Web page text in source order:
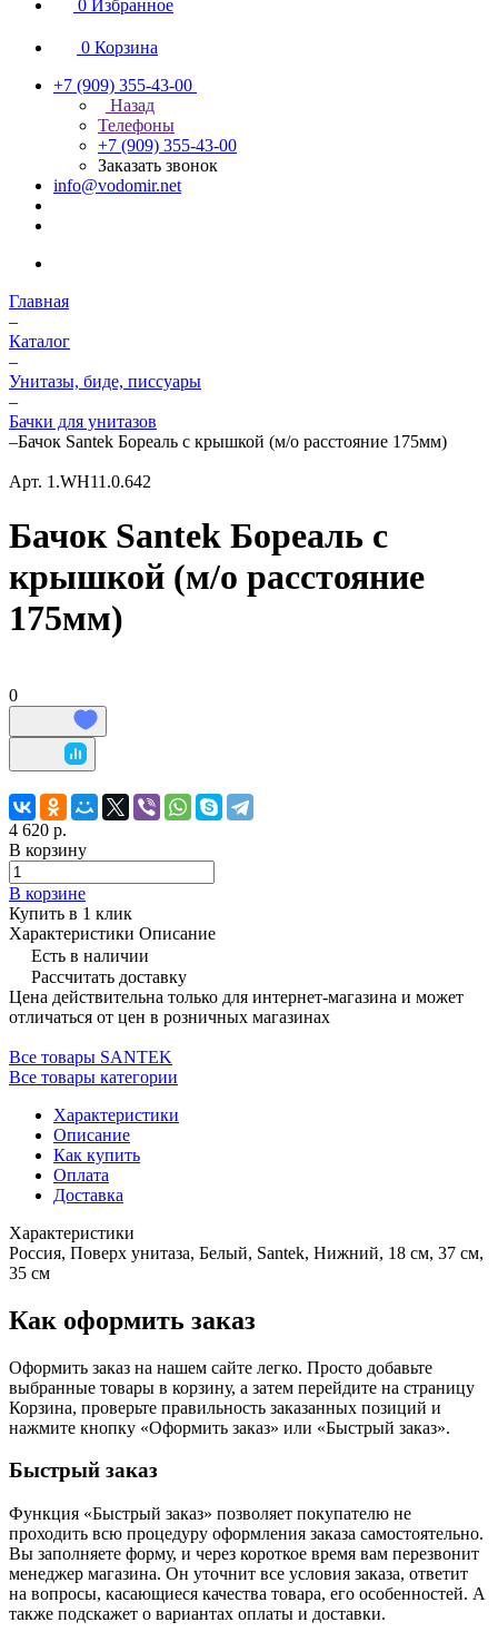
0 Избранное
0 Корзина
+7 (909) 355-43-00
Назад
Телефоны
+7 (909) 355-43-00
Заказать звонок
info@vodomir.net
Главная
–
Каталог
–
Унитазы, биде, писсуары
–
Бачки для унитазов
–Бачок Santek Бореаль с крышкой (м/о расстояние 175мм)
Арт. 1.WH11.0.642
Бачок Santek Бореаль с
крышкой (м/о расстояние
175мм)
0
4 620 р.
В корзину
В корзине
Купить в 1 клик
Характеристики Описание
Есть в наличии
Рассчитать доставку
Цена действительна только для интернет-магазина и может
отличаться от цен в розничных магазинах
Все товары SANTEK
Все товары категории
Характеристики
Описание
Как купить
Оплата
Доставка
Характеристики
Россия, Поверх унитаза, Белый, Santek, Нижний, 18 см, 37 см,
35 см
Как оформить заказ
Оформить заказ на нашем сайте легко. Просто добавьте
выбранные товары в корзину, а затем перейдите на страницу
Корзина, проверьте правильность заказанных позиций и
нажмите кнопку «Оформить заказ» или «Быстрый заказ».
Быстрый заказ
Функция «Быстрый заказ» позволяет покупателю не
проходить всю процедуру оформления заказа самостоятельно.
Вы заполняете форму, и через короткое время вам перезвонит
менеджер магазина. Он уточнит все условия заказа, ответит
на вопросы, касающиеся качества товара, его особенностей. А
также подскажет о вариантах оплаты и доставки.